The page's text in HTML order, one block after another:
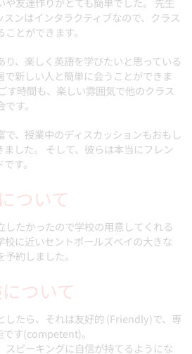
ンはインタラクティブなので、クラス
とができます。
、楽しく英語を学びたいと思っている
新しい人と簡単に会うことができま
す時間も、楽しい雰囲気で他のクラス
す。
で、授業中のディスカッションもおもし
した。 そして、彼らは本当にフレン
す。
ついて
したかったので学校の用意してくれる
校に近いセントポールズベイの大きな
約しました。
ついて
したら、それは友好的 (Friendly)で、専
す(competent)。
スピーキングに自信が持てるようにな